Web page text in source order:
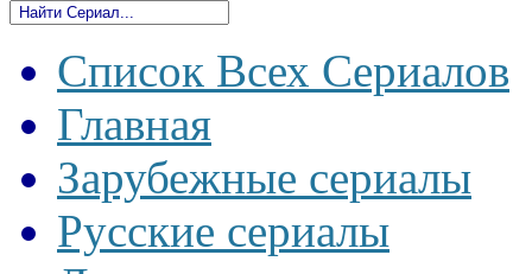
Список Всех Сериалов
Главная
Зарубежные сериалы
Русские сериалы